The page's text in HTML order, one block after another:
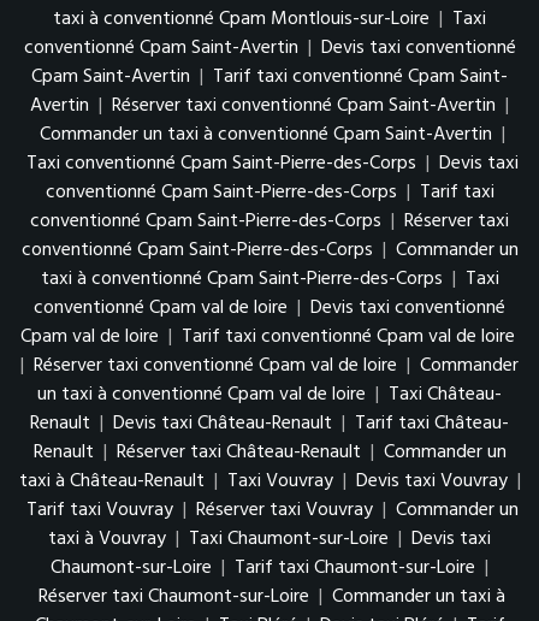
taxi à conventionné Cpam Montlouis-sur-Loire | Taxi
conventionné Cpam Saint-Avertin | Devis taxi conventionné
Cpam Saint-Avertin | Tarif taxi conventionné Cpam Saint-
Avertin | Réserver taxi conventionné Cpam Saint-Avertin |
Commander un taxi à conventionné Cpam Saint-Avertin |
Taxi conventionné Cpam Saint-Pierre-des-Corps | Devis taxi
conventionné Cpam Saint-Pierre-des-Corps | Tarif taxi
conventionné Cpam Saint-Pierre-des-Corps | Réserver taxi
conventionné Cpam Saint-Pierre-des-Corps | Commander un
taxi à conventionné Cpam Saint-Pierre-des-Corps | Taxi
conventionné Cpam val de loire | Devis taxi conventionné
Cpam val de loire | Tarif taxi conventionné Cpam val de loire
| Réserver taxi conventionné Cpam val de loire | Commander
un taxi à conventionné Cpam val de loire | Taxi Château-
Renault | Devis taxi Château-Renault | Tarif taxi Château-
Renault | Réserver taxi Château-Renault | Commander un
taxi à Château-Renault | Taxi Vouvray | Devis taxi Vouvray |
Tarif taxi Vouvray | Réserver taxi Vouvray | Commander un
taxi à Vouvray | Taxi Chaumont-sur-Loire | Devis taxi
Chaumont-sur-Loire | Tarif taxi Chaumont-sur-Loire |
Réserver taxi Chaumont-sur-Loire | Commander un taxi à